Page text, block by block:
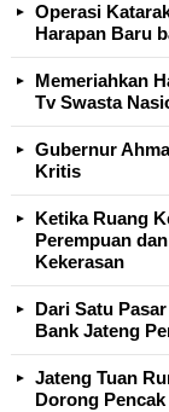
Operasi
Harapan Baru
Memeriahkan
Tv Swasta
Gubernur
Kritis
Ketika Ruang
Perempuan
Kekerasan
Dari Satu
Bank Jateng
Jateng Tuan
Dorong